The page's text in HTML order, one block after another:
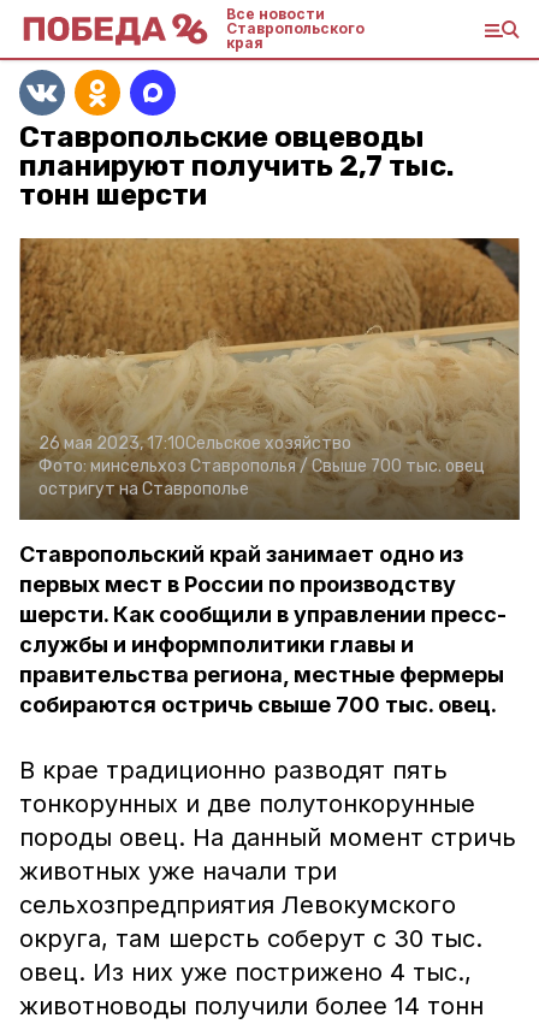
Все новости
Ставропольского
края
Ставропольские овцеводы
планируют получить 2,7 тыс.
тонн шерсти
26 мая 2023, 17:10Сельское хозяйство
Фото: минсельхоз Ставрополья / Свыше 700 тыс. овец
остригут на Ставрополье
Ставропольский край занимает одно из
первых мест в России по производству
шерсти. Как сообщили в управлении пресс-
службы и информполитики главы и
правительства региона, местные фермеры
собираются остричь свыше 700 тыс. овец.
В крае традиционно разводят пять
тонкорунных и две полутонкорунные
породы овец. На данный момент стричь
животных уже начали три
сельхозпредприятия Левокумского
округа, там шерсть соберут с 30 тыс.
овец. Из них уже пострижено 4 тыс.,
животноводы получили более 14 тонн